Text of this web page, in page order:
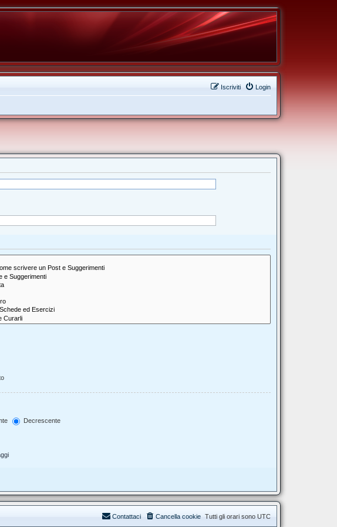
Login
Iscriviti
Decrescente
Tutti gli orari sono UTC
Cancella cookie
Contattaci